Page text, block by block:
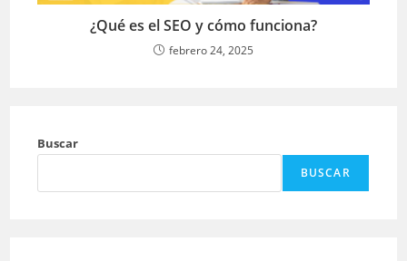
¿Qué es el SEO y cómo funciona?
febrero 24, 2025
Buscar
BUSCAR